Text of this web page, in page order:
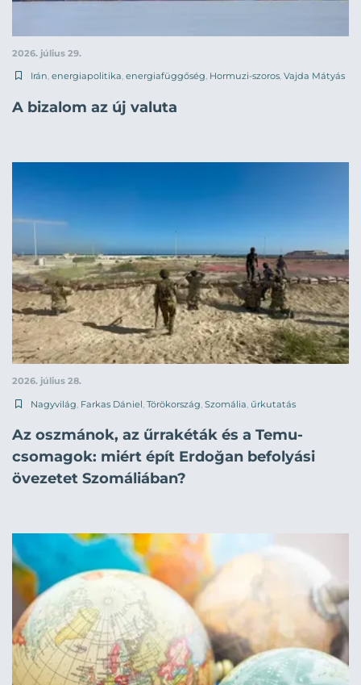
2026. július 29.
Irán, energiapolitika, energiafüggőség, Hormuzi-szoros, Vajda Mátyás
A bizalom az új valuta
2026. július 28.
Nagyvilág Farkas Dániel Törökország Szomália űrkutatás
Az oszmánok, az űrrakéták és a Temu-
csomagok: miért épít Erdoğan befolyási
övezetet Szomáliában?